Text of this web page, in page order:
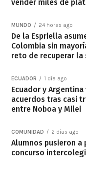
vender miles de
MUNDO 24 horas ago
De la Espriella
Colombia sin
reto de recuperar
ECUADOR 1 día ago
Ecuador y
acuerdos tras casi
entre Noboa y Milei
COMUNIDAD 2 días ago
Alumnos pusieron a
concurso